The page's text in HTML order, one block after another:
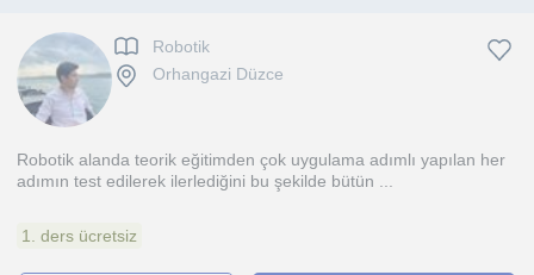
Robotik
Orhangazi Düzce
Robotik alanda teorik eğitimden çok uygulama adımlı yapılan her
adımın test edilerek ilerlediğini bu şekilde bütün ...
1. ders ücretsiz